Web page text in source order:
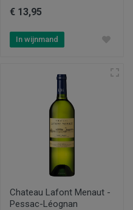
€ 13,95
In wijnmand
Chateau Lafont Menaut -
Pessac-Léognan